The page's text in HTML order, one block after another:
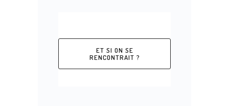
ET SI ON SE
RENCONTRAIT ?